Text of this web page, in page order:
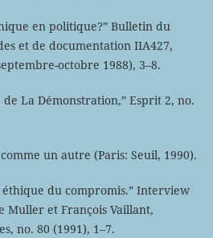
en politique?” Bulletin du
et de documentation IIA427,
octobre 1988), 3–8.
La Démonstration,” Esprit 2, no.
un autre (Paris: Seuil, 1990).
du compromis.” Interview
Muller et François Vaillant,
no. 80 (1991), 1–7.